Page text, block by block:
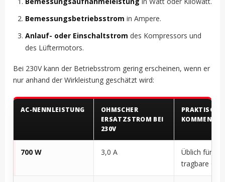
Bemessungsbetriebsstrom in Ampere.
Anlauf- oder Einschaltstrom des Kompressors und
des Lüftermotors.
Bei 230V kann der Betriebsstrom gering erscheinen, wenn er
nur anhand der Wirkleistung geschätzt wird:
AC-NENNLEISTUNG
OHMSCHER
ERSATZSTROM BEI
230V
700 W 3,0 A
Üblich für
tragbare